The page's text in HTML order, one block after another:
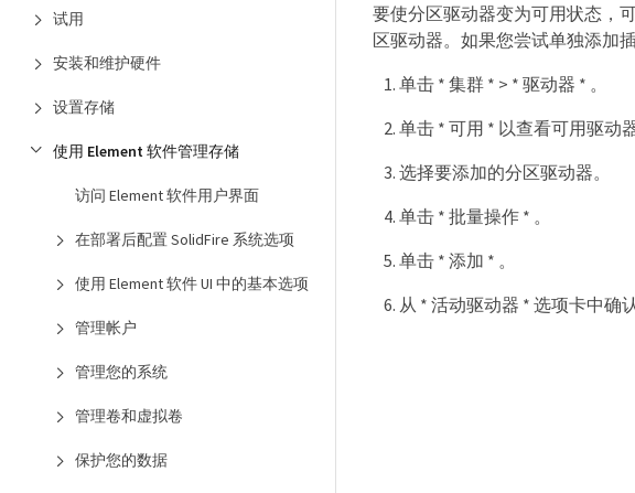
试用
安装和维护硬件
设置存储
使用 Element 软件管理存储
访问 Element 软件用户界面
在部署后配置 SolidFire 系统选项
使用 Element 软件 UI 中的基本选项
管理帐户
管理您的系统
管理卷和虚拟卷
保护您的数据
要使分区驱动器变为可用状态，
区驱动器。如果您尝试单独添加
单击 * 集群 * > * 驱动器 * 。
单击 * 可用 * 以查看可用驱动
选择要添加的分区驱动器。
单击 * 批量操作 * 。
单击 * 添加 * 。
从 * 活动驱动器 * 选项卡中确